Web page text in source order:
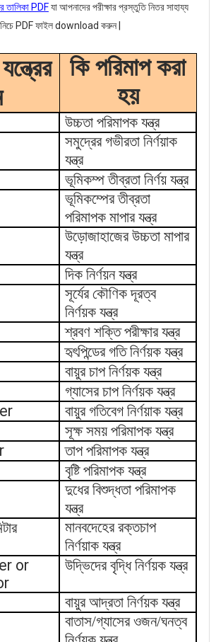
তালিকা PDFযা আপনাদের পরীক্ষার প্রস্তুতি নিতর সাহায্য
নিচে PDF ফাইল download করুন |
যন্ত্রের
কি পরিমাপ করা
হয়
উচ্চতা পরিমাপক যন্ত্র
সমুদ্রের গভীরতা নির্ণয়াক
যন্ত্র
ভূমিকম্প তীব্রতা নির্ণয় যন্ত্র
ভূমিকম্পের তীব্রতা
পরিমাপক মাপার যন্ত্র
উড়োজাহাজের উচ্চতা মাপার
যন্ত্র
দিক নির্ণয়ন যন্ত্র
সূর্যের কৌণিক দূরত্ব
নির্ণয়ক যন্ত্র
শ্রবণ শক্তি পরীক্ষার যন্ত্র
হৃৎপিন্ডের গতি নির্ণয়ক যন্ত্র
বায়ুর চাপ নির্ণয়ক যন্ত্র
গ্যাসের চাপ নির্ণয়ক যন্ত্র
বায়ুর গতিবেগ নির্ণয়াক যন্ত্র
সূক্ষ সময় পরিমাপক যন্ত্র
তাপ পরিমাপক যন্ত্র
বৃষ্টি পরিমাপক যন্ত্র
দুধের বিশুদ্ধতা পরিমাপক
যন্ত্র
মানবদেহের রক্তচাপ
নির্ণয়াক যন্ত্র
or
উদ্ভিদের বৃদ্ধি নির্ণয়ক যন্ত্র
বায়ুর আদ্রতা নির্ণয়ক যন্ত্র
বাতাস/গ্যাসের ওজন/ঘনত্ব